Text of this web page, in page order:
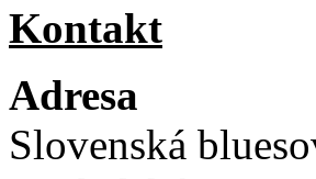
Kontakt
Adresa
Slovenská